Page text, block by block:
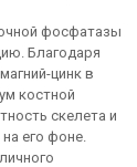
фосфатазы
Благодаря
цинк в
костной
скелета и
его фоне.